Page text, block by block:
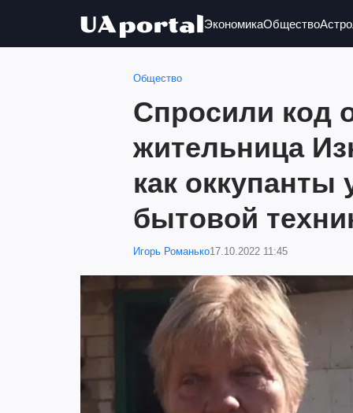
ЭкономикаОбщество
Общество
Спросили код
жительница
как оккупанты
бытовой
Игорь Романько17.10.2022 11:45